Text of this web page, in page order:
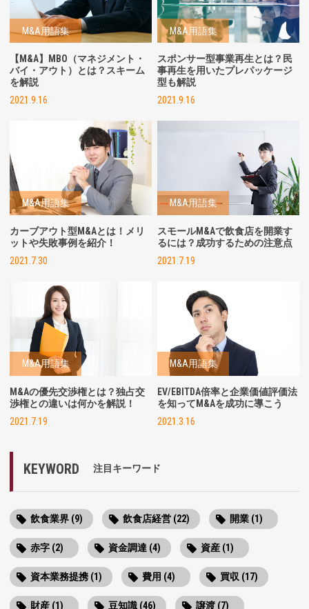
M&A用語集
【M&A】MBO（マネジメント・
バイ・アウト）とは？スキーム
を解説
2021.9.16
M&A用語集
スポンサー型事業再生とは？民
事再生を用いたプレパッケージ
型も解説
2021.9.16
M&A用語集
カーブアウト型M&Aとは！メリ
ットや失敗事例を紹介！
2021.7.30
M&A用語集
スモールM&Aで飲食店を開業す
るには？成功するための注意点
2021.7.19
M&A用語集
M&Aの優先交渉権とは？独占交
渉権との違いは何かを解説！
2021.7.19
M&A用語集
EV/EBITDA倍率と企業価値評価法
を知ってM&Aを成功に導こう
2021.3.16
KEYWORD 注目キーワード
飲食業界 (9) 飲食店経営 (22) 開業 (1)
赤字 (2) 資金調達 (4) 資産 (1)
資本業務提携 (1) 費用 (4) 買収 (17)
財産 (1) 豆知識 (46) 譲渡 (7)